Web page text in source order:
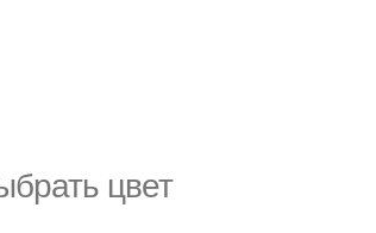
цвет